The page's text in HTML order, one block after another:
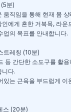
분)
움직임을 통해 현재 몸
에게 흔한 거북목, 라운
업의 목표를 안내합니다.
트레칭 (10분)
등 간단한 소도구를 활
니다.
있는 근육을 부드럽게 이
스 (20분)